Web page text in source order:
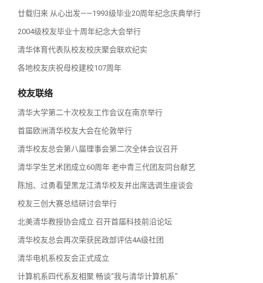
廿载归来 从心出发——1993级毕业20周年纪念庆典举行
2004级校友毕业十周年纪念大会举行
清华体育代表队校友校庆聚会联欢纪实
各地校友庆祝母校建校107周年
校友联络
清华大学第二十次校友工作会议在南京举行
首届欧洲清华校友大会在伦敦举行
清华校友总会第八届理事会第二次全体会议召开
清华学生艺术团成立60周年 老中青三代团友同台献艺
陈旭、过勇看望黑龙江清华校友并出席选调生座谈会
校友三创大赛总结研讨会举行
北美清华教授协会成立 召开首届科技前沿论坛
清华校友总会再次荣获民政部评估4A级社团
清华电机系校友会正式成立
计算机系四代系友相聚 畅谈“我与清华计算机系”